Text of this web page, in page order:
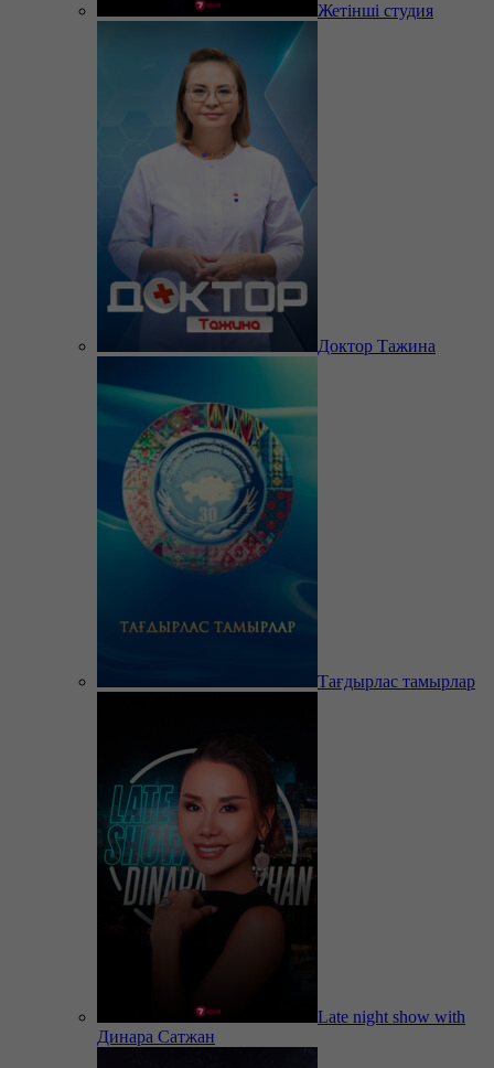
Жетінші студия
Доктор Тажина
Тағдырлас тамырлар
Late night show with
Динара Сатжан